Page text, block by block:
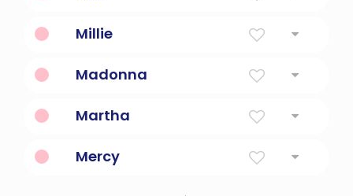
Millie
Madonna
Martha
Mercy